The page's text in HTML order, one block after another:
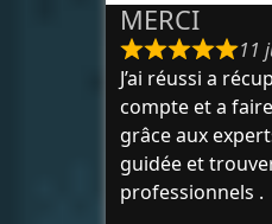
MERCI
11
J’ai réussi a
compte et a
grâce aux
guidée et
professionnels .